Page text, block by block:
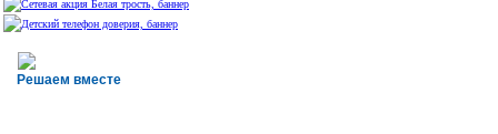
Решаем вместе